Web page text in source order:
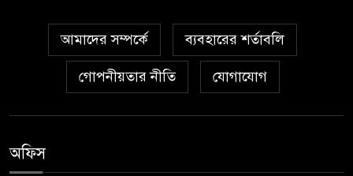
আমাদের সম্পর্কে ব্যবহারের শর্তাবলি
গোপনীয়তার নীতি যোগাযোগ
অফিস